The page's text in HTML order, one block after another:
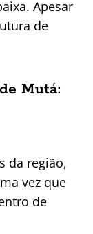
Apesar
de
Mutá:
da região,
vez que
de